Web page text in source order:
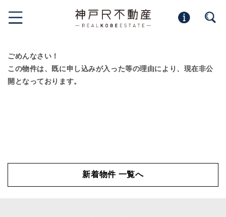
ごめんなさい！
この物件は、既に申し込みが入った等の理由により、現在非公
開となっております。
新着物件 一覧へ